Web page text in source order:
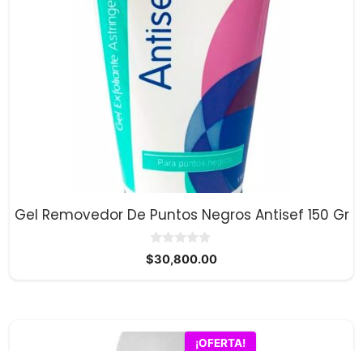
Gel Removedor De Puntos Negros Antisef 150 Gr
0
d
$30,800.00
¡OFERTA!